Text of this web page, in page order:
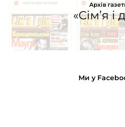
Архів
«Сім’я і
Ми у